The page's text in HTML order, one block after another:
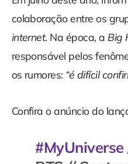
colaboração entre os
internet. Na época, a Big
responsável pelos
os rumores: “é difícil
Confira o anúncio do
#MyUniverse